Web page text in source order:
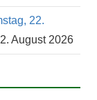
22.
2. August 2026